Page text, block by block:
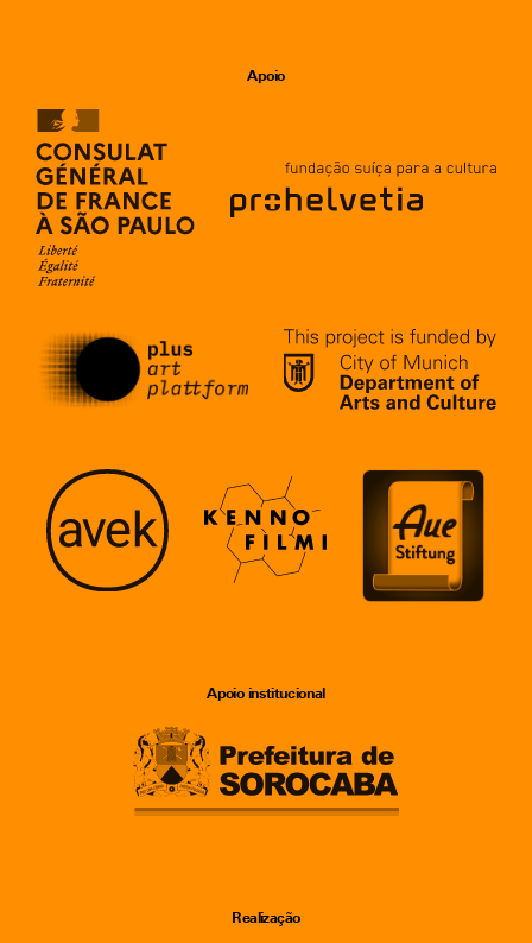
Apoio
Apoio institucional
Realização